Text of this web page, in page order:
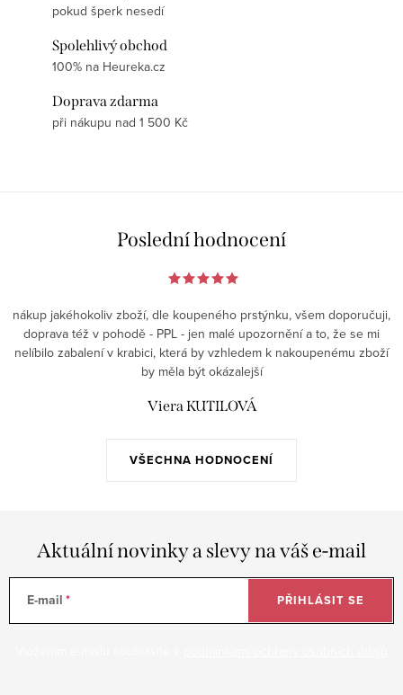
pokud šperk nesedí
Spolehlivý obchod
100% na Heureka.cz
Doprava zdarma
při nákupu nad 1 500 Kč
Poslední hodnocení
VŠECHNA HODNOCENÍ
nákup jakéhokoliv zboží, dle koupeného prstýnku, všem doporučuji,
doprava též v pohodě - PPL - jen malé upozornění a to, že se mi
nelíbilo zabalení v krabici, která by vzhledem k nakoupenému zboží
by měla být okázalejší
Viera KUTILOVÁ
Aktuální novinky a slevy na váš e-mail
E-mail PŘIHLÁSIT SE